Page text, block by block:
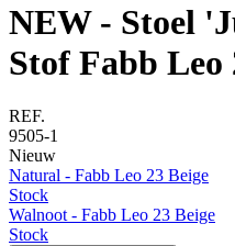
NEW - Stoel
Stof Fabb Leo
REF.
9505-1
Nieuw
Natural - Fabb Leo 23 Beige
Stock
Walnoot - Fabb Leo 23 Beige
Stock